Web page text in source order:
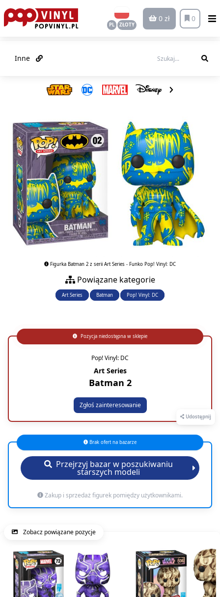
PL ZŁOTY
0 zł 0
Inne
Figurka Batman 2 z serii Art Series - Funko Pop! Vinyl: DC
Powiązane kategorie
Art Series Batman Pop! Vinyl: DC
Udostępnij
Pozycja niedostępna w sklepie
Pop! Vinyl: DC
Art Series
Batman 2
Zgłoś zainteresowanie
Brak ofert na bazarze
Przejrzyj bazar w poszukiwaniu
starszych modeli
Zakup i sprzedaż figurek pomiędzy użytkownikami.
Zobacz powiązane pozycje